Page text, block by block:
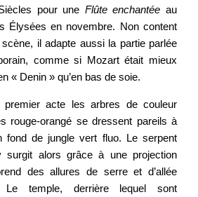
pour une Flûte enchantée au
Élysées en novembre. Non content
il adapte aussi la partie parlée
comme si Mozart était mieux
« Denin » qu’en bas de soie.
acte les arbres de couleur
rouge-orangé se dressent pareils à
fond de jungle vert fluo. Le serpent
surgit alors grâce à une projection
des allures de serre et d’allée
Le temple, derrière lequel sont